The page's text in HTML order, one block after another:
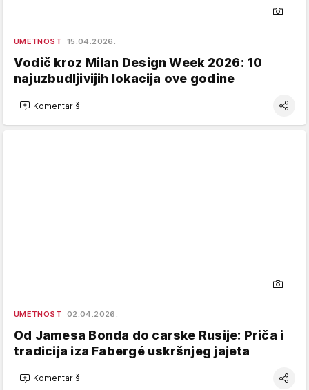
UMETNOST 15.04.2026.
Vodič kroz Milan Design Week 2026: 10
najuzbudljivijih lokacija ove godine
Komentariši
UMETNOST 02.04.2026.
Od Jamesa Bonda do carske Rusije: Priča i
tradicija iza Fabergé uskršnjeg jajeta
Komentariši